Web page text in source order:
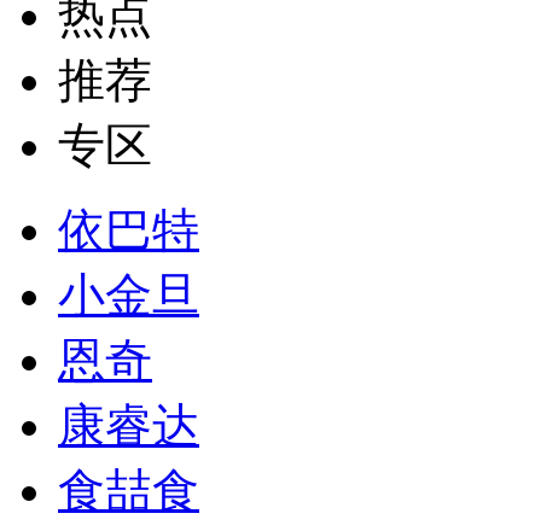
热点
推荐
专区
依巴特
小金旦
恩奇
康睿达
食喆食